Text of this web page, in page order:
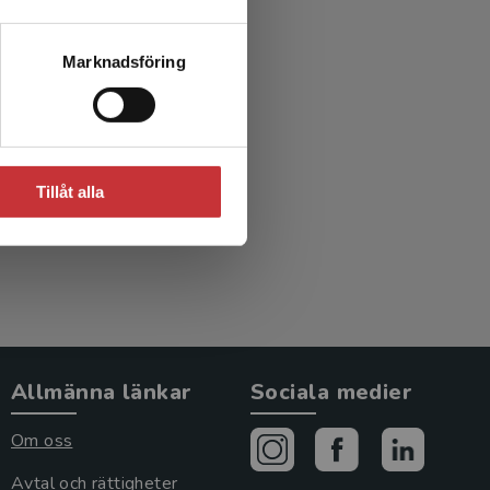
Marknadsföring
Tillåt alla
Allmänna länkar
Om oss
Avtal och rättigheter
Sociala medier